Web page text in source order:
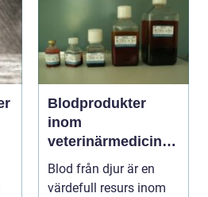
Blodprodukter
inom
veterinärmedicin
funktion, kvalitet
och användning
Blod från djur är en
värdefull resurs inom